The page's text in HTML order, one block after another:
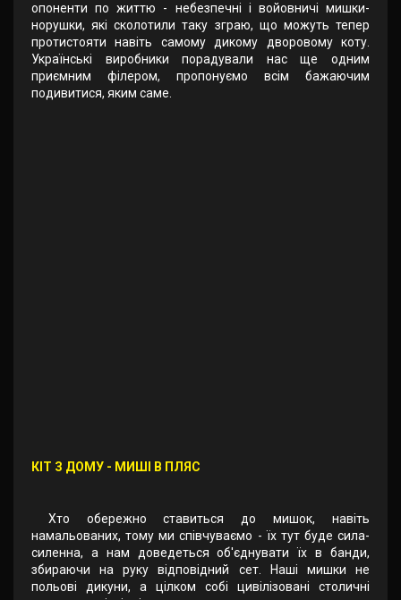
опоненти по життю - небезпечні і войовничі мишки-
норушки, які сколотили таку зграю, що можуть тепер
протистояти навіть самому дикому дворовому коту.
Українські виробники порадували нас ще одним
приємним філером, пропонуємо всім бажаючим
подивитися, яким саме.
КІТ З ДОМУ - МИШІ В ПЛЯС
Хто обережно ставиться до мишок, навіть
намальованих, тому ми співчуваємо - їх тут буде сила-
силенна, а нам доведеться об'єднувати їх в банди,
збираючи на руку відповідний сет. Наші мишки не
польові дикуни, а цілком собі цивілізовані столичні